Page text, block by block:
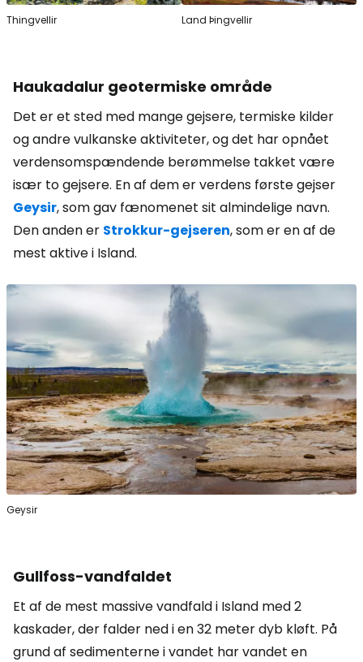
Thingvellir Land Þingvellir
Haukadalur geotermiske område
Det er et sted med mange gejsere, termiske kilder
og andre vulkanske aktiviteter, og det har opnået
verdensomspændende berømmelse takket være
især to gejsere. En af dem er verdens første gejser
Geysir,som gav fænomenet sit almindelige navn.
Den anden er Strokkur-gejseren, som er en af de
mest aktive i Island.
Geysir
Gullfoss-vandfaldet
Et af de mest massive vandfald i Island med 2
kaskader, der falder ned i en 32 meter dyb kløft. På
grund af sedimenterne i vandet har vandet en